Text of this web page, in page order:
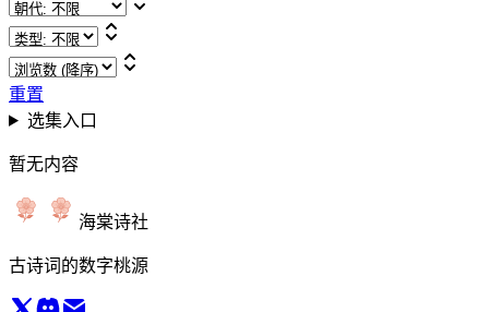
重置
选集入口
暂无内容
海棠诗社
古诗词的数字桃源